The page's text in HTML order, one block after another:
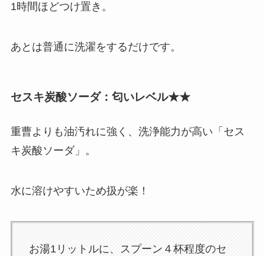
1時間ほどつけ置き。
あとは普通に洗濯をするだけです。
セスキ炭酸ソーダ：匂いレベル★★
重曹よりも油汚れに強く、洗浄能力が高い「セス
キ炭酸ソーダ」。
水に溶けやすいため扱が楽！
お湯1リットルに、スプーン４杯程度のセ